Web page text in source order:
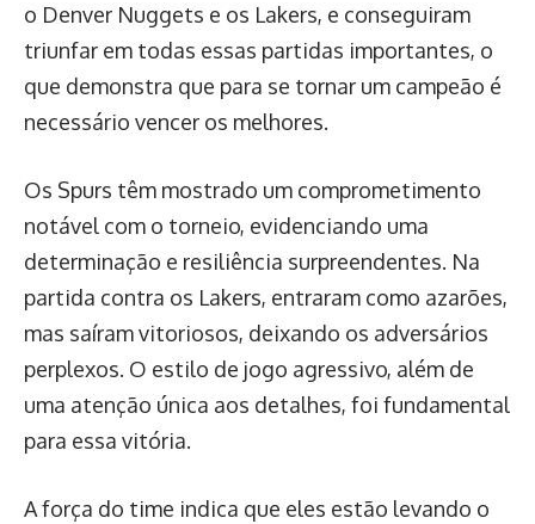
o Denver Nuggets e os Lakers, e conseguiram
triunfar em todas essas partidas importantes, o
que demonstra que para se tornar um campeão é
necessário vencer os melhores.
Os Spurs têm mostrado um comprometimento
notável com o torneio, evidenciando uma
determinação e resiliência surpreendentes. Na
partida contra os Lakers, entraram como azarões,
mas saíram vitoriosos, deixando os adversários
perplexos. O estilo de jogo agressivo, além de
uma atenção única aos detalhes, foi fundamental
para essa vitória.
A força do time indica que eles estão levando o